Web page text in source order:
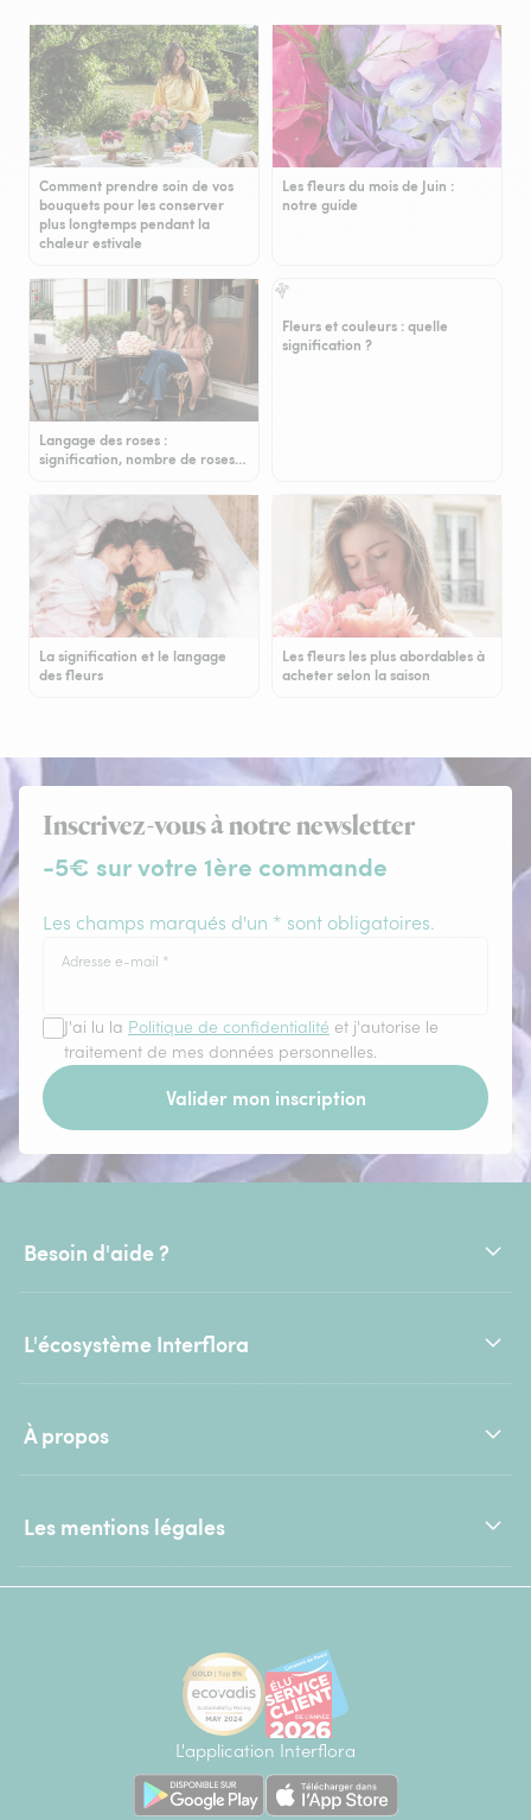
Comment prendre soin de vos
bouquets pour les conserver
plus longtemps pendant la
chaleur estivale
Les fleurs du mois de Juin :
notre guide
Langage des roses :
signification, nombre de roses…
Fleurs et couleurs : quelle
signification ?
La signification et le langage
des fleurs
Les fleurs les plus abordables à
acheter selon la saison
Inscrivez-vous à notre newsletter
-5€ sur votre 1ère commande
Les champs marqués d'un * sont obligatoires.
Adresse e-mail *
J'ai lu la Politique de confidentialité et j'autorise le
traitement de mes données personnelles.
Valider mon inscription
Besoin d'aide ?
L'écosystème Interflora
À propos
Les mentions légales
L'application Interflora